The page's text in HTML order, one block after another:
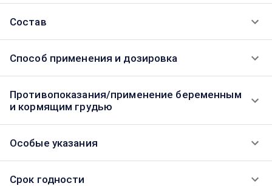
Состав
Способ применения и дозировка
Противопоказания/применение беременным
и кормящим грудью
Особые указания
Срок годности